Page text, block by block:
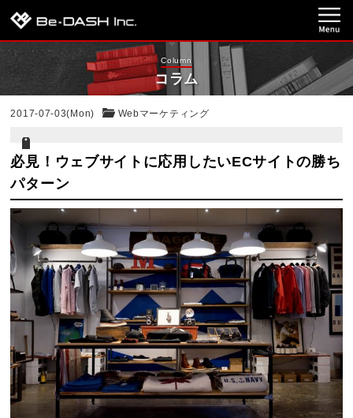
Column
コラム
2017-07-03(Mon) Webマーケティング
必見！ウェブサイトに応用したいECサイトの勝ち
パターン